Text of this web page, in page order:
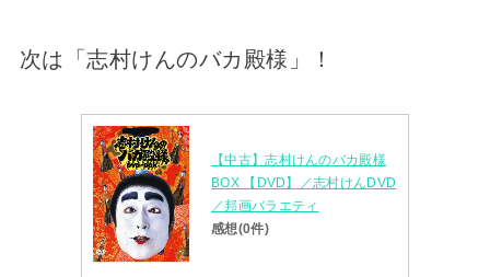
次は「志村けんのバカ殿様」！
【中古】志村けんのバカ殿様
BOX 【DVD】／志村けんDVD
／邦画バラエティ
感想(0件)